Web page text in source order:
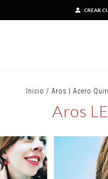
CREAR
Inicio / Aros | Acero
Aros